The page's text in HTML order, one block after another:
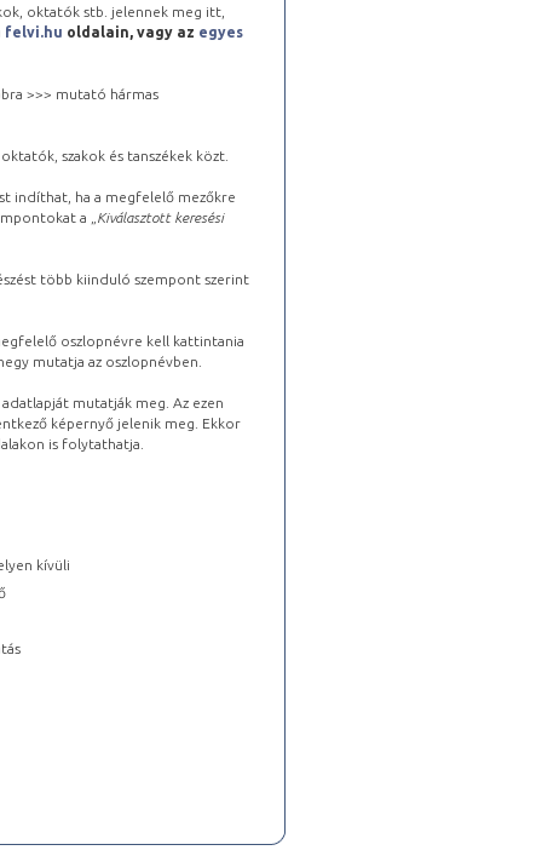
oktatók stb. jelennek meg itt,
felvi.hu oldalain, vagy az egyes
>>> mutató hármas
szakok és tanszékek közt.
indíthat, ha a megfelelő mezőkre
a „ Kiválasztott keresési
több kiinduló szempont szerint
oszlopnévre kell kattintania
mutatja az oszlopnévben.
mutatják meg. Az ezen
képernyő jelenik meg. Ekkor
is folytathatja.
kívüli